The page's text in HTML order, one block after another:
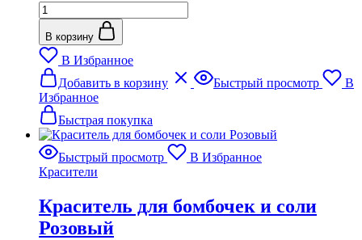
Количество
товара
Краситель
для
бомбочек
и
соли
Оранжевый
В корзину
В Избранное
Добавить в корзину
Этот
товар
вариаций.
Опции
можно
странице
товара.
Быстрый просмотр
В
Избранное
Быстрая покупка
Быстрый просмотр
В Избранное
Красители
Краситель для бомбочек и соли
Розовый